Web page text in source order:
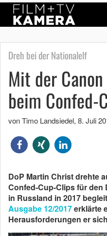
Dreh bei der Nationalelf
Mit der
beim Confed-
von Timo Landsiedel, 8. Juli
DoP Martin Christ drehte
Confed-Cup-Clips für den
in Russland in 2017
Ausgabe 12/2017erklärte
Herausforderungen er